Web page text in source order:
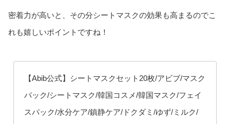
密着力が高いと、その分シートマスクの効果も高まるのでこ
れも嬉しいポイントですね！
【Abib公式】シートマスクセット20枚/アビブ/マスク
パック/シートマスク/韓国コスメ/韓国マスク/フェイ
スパック/水分ケア/鎮静ケア/ドクダミ/ゆず/ミルク/